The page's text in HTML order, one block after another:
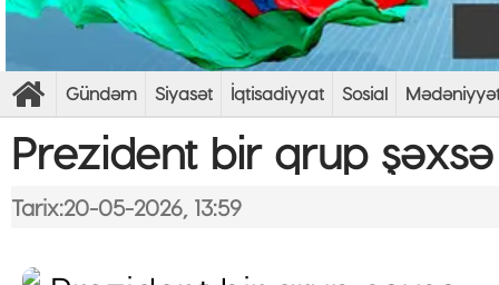
Gündəm Siyasət İqtisadiyyat Sosial
Prezident bir qrup
Tarix:20-05-2026, 13:59